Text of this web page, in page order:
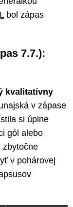
bol zápas
7.7.):
kvalitatívny
v zápase
si úplne
gól alebo
zbytočne
v pohárovej